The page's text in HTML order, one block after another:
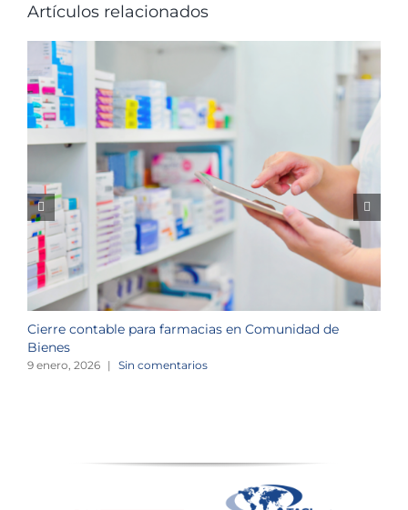
Artículos relacionados
Cierre contable para farmacias en Comunidad de
Bienes
9 enero, 2026 | Sin comentarios